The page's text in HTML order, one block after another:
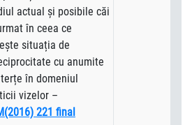
actual și posibile căi
în ceea ce
situația de
cu anumite
în domeniul
vizelor –
221 final